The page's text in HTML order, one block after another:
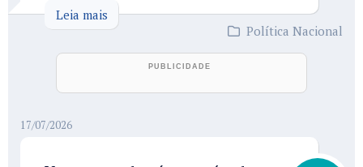
Leia mais
Política Nacional
17/07/2026